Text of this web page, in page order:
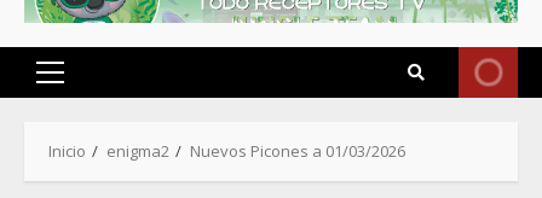
Menú
Inicio enigma2 Nuevos Picones a 01/03/2026